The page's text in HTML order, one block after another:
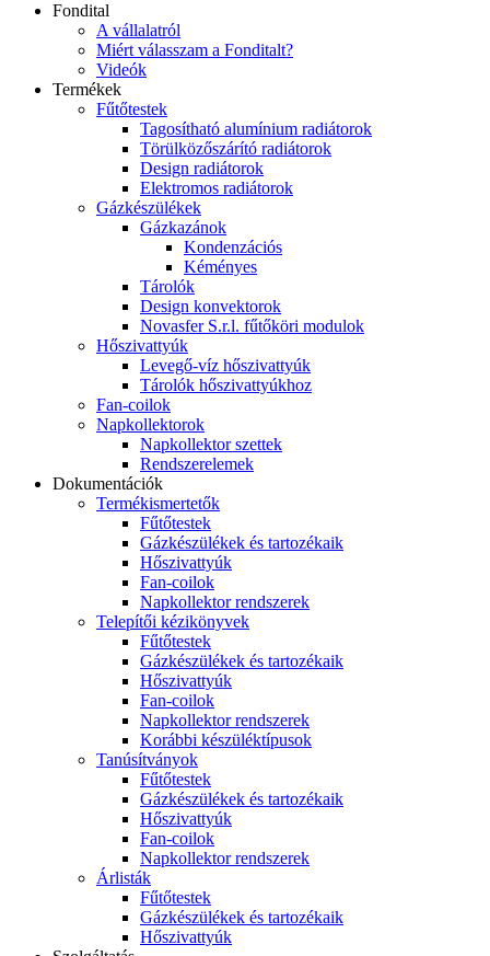
Fondital
A vállalatról
Miért válasszam a Fonditalt?
Videók
Termékek
Fűtőtestek
Tagosítható alumínium radiátorok
Törülközőszárító radiátorok
Design radiátorok
Elektromos radiátorok
Gázkészülékek
Gázkazánok
Kondenzációs
Kéményes
Tárolók
Design konvektorok
Novasfer S.r.l. fűtőköri modulok
Hőszivattyúk
Levegő-víz hőszivattyúk
Tárolók hőszivattyúkhoz
Fan-coilok
Napkollektorok
Napkollektor szettek
Rendszerelemek
Dokumentációk
Termékismertetők
Fűtőtestek
Gázkészülékek és tartozékaik
Hőszivattyúk
Fan-coilok
Napkollektor rendszerek
Telepítői kézikönyvek
Fűtőtestek
Gázkészülékek és tartozékaik
Hőszivattyúk
Fan-coilok
Napkollektor rendszerek
Korábbi készüléktípusok
Tanúsítványok
Fűtőtestek
Gázkészülékek és tartozékaik
Hőszivattyúk
Fan-coilok
Napkollektor rendszerek
Árlisták
Fűtőtestek
Gázkészülékek és tartozékaik
Hőszivattyúk